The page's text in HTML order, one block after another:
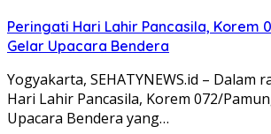
Peringati Hari Lahir Pancasila, Korem
Gelar Upacara Bendera
Yogyakarta, SEHATYNEWS.id – Dalam
Hari Lahir Pancasila, Korem 072/
Upacara Bendera yang…